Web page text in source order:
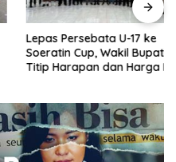
Lepas Persebata U-17 ke
Soeratin Cup, Wakil Bupati
Titip Harapan dan Harga Diri